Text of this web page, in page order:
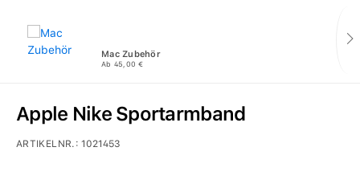
Mac Zubehör
Ab 45,00 €
Apple Nike Sportarmband
ARTIKELNR.:1021453